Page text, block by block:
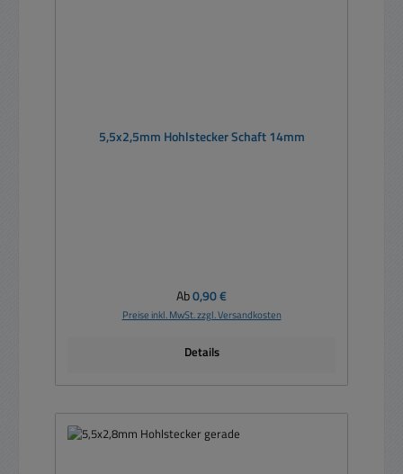
5,5x2,5mm Hohlstecker Schaft 14mm
Regulärer Preis:
Ab0,90 €
Preise inkl. MwSt. zzgl. Versandkosten
Details